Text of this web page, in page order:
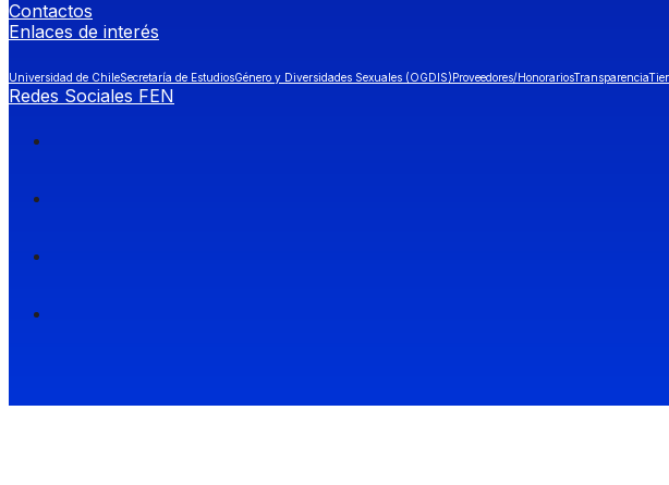
Contactos
Enlaces de interés
Universidad de ChileSecretaría de EstudiosGénero y Diversidades Sexuales (OGDIS)Proveedores/HonorariosTransparencia
Redes Sociales FEN